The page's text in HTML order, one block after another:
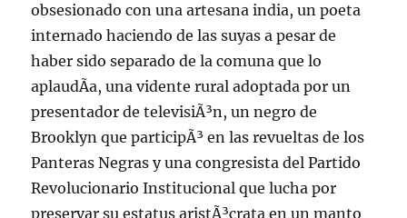
obsesionado con una artesana india, un poeta
internado haciendo de las suyas a pesar de
haber sido separado de la comuna que lo
aplaudÃ­a, una vidente rural adoptada por un
presentador de televisiÃ³n, un negro de
Brooklyn que participÃ³ en las revueltas de los
Panteras Negras y una congresista del Partido
Revolucionario Institucional que lucha por
preservar su estatus aristÃ³crata en un manto